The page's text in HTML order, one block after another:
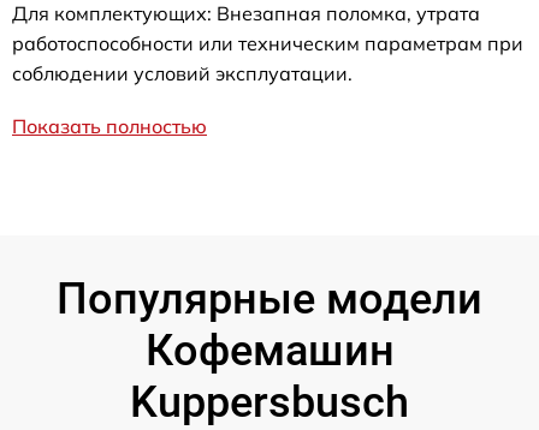
Для комплектующих: Внезапная поломка, утрата
работоспособности или техническим параметрам при
соблюдении условий эксплуатации.
Показать полностью
Популярные модели
Кофемашин
Kuppersbusch